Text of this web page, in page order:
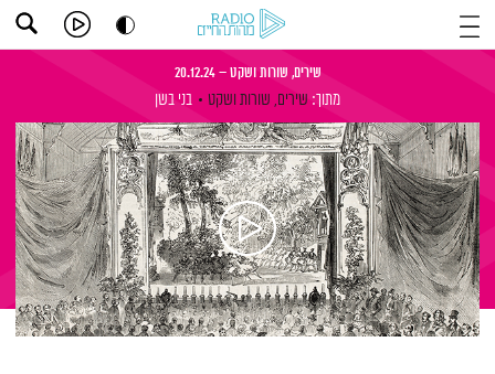
שירים, שורות ושקט – 20.12.24
מתוך: שירים, שורות ושקט בני בשן